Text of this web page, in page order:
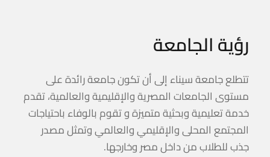
رؤية الجامعة
تتطلع جامعة سيناء إلى أن تكون جامعة رائدة على
مستوى الجامعات المصرية والإقليمية والعالمية، تقدم
خدمة تعليمية وبحثية متميزة و تقوم بالوفاء باحتياجات
المجتمع المحلى والإقليمي والعالمي وتمثل مصدر
جذب للطلاب من داخل مصر وخارجها.